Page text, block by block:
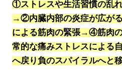
①ストレスや生活習慣の乱
→②内臓内部の炎症が広が
による筋肉の緊張→④筋肉
常的な痛みストレスによ
へ戻り負のスパイラルへと